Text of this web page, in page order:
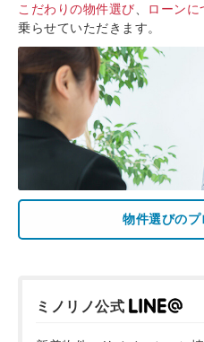
こだわりの物件選び
ローンに
乗らせていただきます。
物件選びのプ
ミノリノ公式